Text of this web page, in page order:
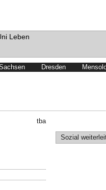
Leben
Dresden
tba
Sozial